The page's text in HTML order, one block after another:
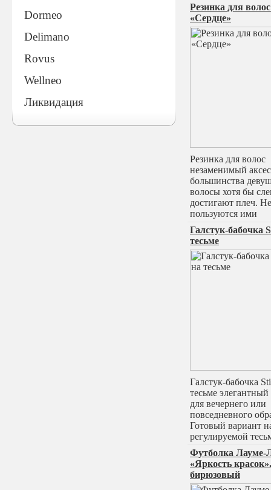
Dormeo
Delimano
Rovus
Wellneo
Ликвидация
Резинка для
«Сердце»
Резинка для волос
незаменимый
большинства
волосы хотя бы
достигают плеч.
пользуются ими
Галстук-бабочка
тесьме
Галстук-бабочка
тесьме элегантный
для вечернего или
повседневного
Готовый вариант
регулируемой
Футболка Лауме-
«Яркость
бирюзовый